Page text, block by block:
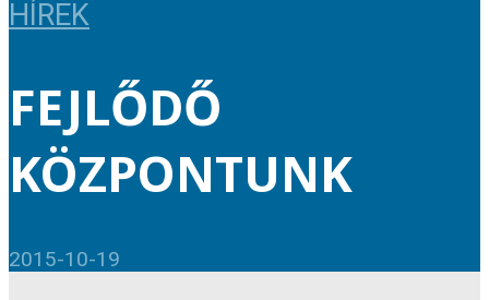
HÍREK
FEJLŐDŐ
KÖZPONTUNK
2015-10-19